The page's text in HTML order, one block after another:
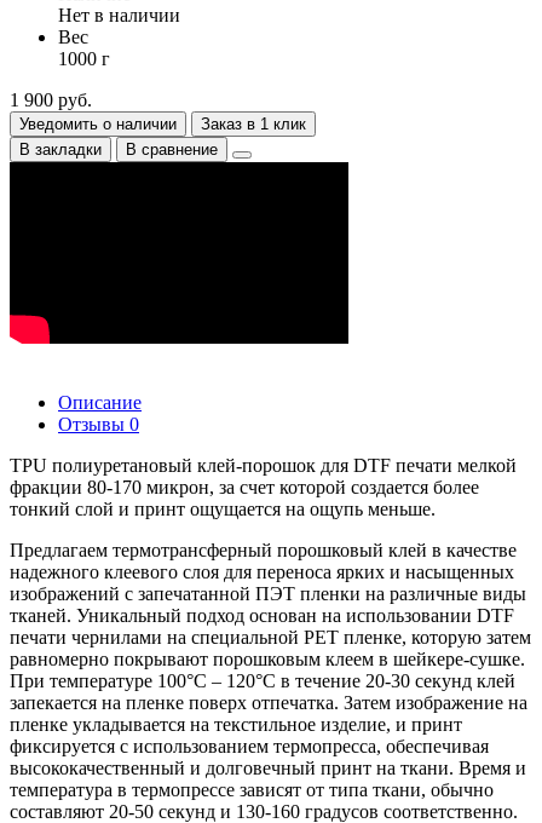
Нет в наличии
Вес
1000 г
1 900 руб.
Уведомить о наличии
Заказ в 1 клик
В закладки
В сравнение
Описание
Отзывы 0
TPU полиуретановый клей-порошок для DTF печати мелкой
фракции 80-170 микрон, за счет которой создается более
тонкий слой и принт ощущается на ощупь меньше.
Предлагаем термотрансферный порошковый клей в качестве
надежного клеевого слоя для переноса ярких и насыщенных
изображений с запечатанной ПЭТ пленки на различные виды
тканей. Уникальный подход основан на использовании DTF
печати чернилами на специальной PET пленке, которую затем
равномерно покрывают порошковым клеем в шейкере-сушке.
При температуре 100°C – 120°C в течение 20-30 секунд клей
запекается на пленке поверх отпечатка. Затем изображение на
пленке укладывается на текстильное изделие, и принт
фиксируется с использованием термопресса, обеспечивая
высококачественный и долговечный принт на ткани. Время и
температура в термопрессе зависят от типа ткани, обычно
составляют 20-50 секунд и 130-160 градусов соответственно.